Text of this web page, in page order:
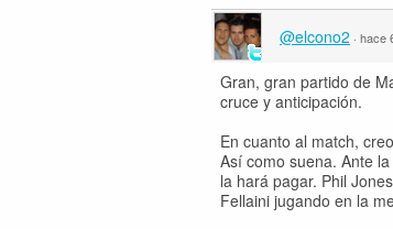
@elcono2 · hace
Gran, gran partido de
cruce y anticipación.
En cuanto al match,
Así como suena. Ante
la hará pagar. Phil
Fellaini jugando en la